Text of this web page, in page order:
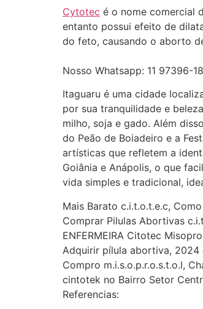
Cytotec é o nome comercial
entanto possui efeito de
do feto, causando o aborto
Nosso Whatsapp: 11 97396-
Itaguaru é uma cidade
por sua tranquilidade e
milho, soja e gado. Além
do Peão de Boiadeiro e a
artísticas que refletem a
Goiânia e Anápolis, o que
vida simples e tradicional,
Mais Barato c.i.t.o.t.e.c,
Comprar Pilulas Abortivas
ENFERMEIRA Citotec
Adquirir pílula abortiva,
Compro m.i.s.o.p.r.o.s.t.o.l,
cintotek no Bairro Setor
Referencias: